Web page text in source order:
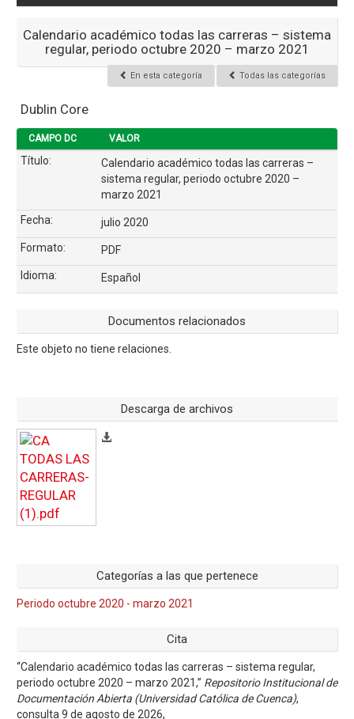
Calendario académico todas las carreras – sistema
regular, periodo octubre 2020 – marzo 2021
En esta categoría Todas las categorías
Dublin Core
CAMPO DC VALOR
Título:
Calendario académico todas las carreras –
sistema regular, periodo octubre 2020 –
marzo 2021
Fecha:
julio 2020
Formato:
PDF
Idioma:
Español
Documentos relacionados
Este objeto no tiene relaciones.
Descarga de archivos
Categorías a las que pertenece
Periodo octubre 2020 - marzo 2021
Cita
“Calendario académico todas las carreras – sistema regular,
periodo octubre 2020 – marzo 2021,” Repositorio Institucional de
Documentación Abierta (Universidad Católica de Cuenca),
consulta 9 de agosto de 2026,